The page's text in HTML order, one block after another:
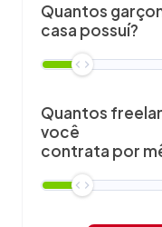
Quantos
casa possuí?
Quantos
você
contrata por